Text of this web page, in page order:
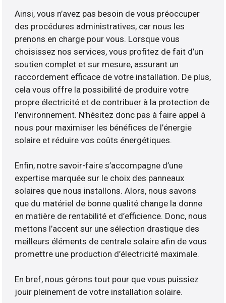
Ainsi, vous n’avez pas besoin de vous préoccuper
des procédures administratives, car nous les
prenons en charge pour vous. Lorsque vous
choisissez nos services, vous profitez de fait d’un
soutien complet et sur mesure, assurant un
raccordement efficace de votre installation. De plus,
cela vous offre la possibilité de produire votre
propre électricité et de contribuer à la protection de
l’environnement. N’hésitez donc pas à faire appel à
nous pour maximiser les bénéfices de l’énergie
solaire et réduire vos coûts énergétiques.
Enfin, notre savoir-faire s’accompagne d’une
expertise marquée sur le choix des panneaux
solaires que nous installons. Alors, nous savons
que du matériel de bonne qualité change la donne
en matière de rentabilité et d’efficience. Donc, nous
mettons l’accent sur une sélection drastique des
meilleurs éléments de centrale solaire afin de vous
promettre une production d’électricité maximale.
En bref, nous gérons tout pour que vous puissiez
jouir pleinement de votre installation solaire.